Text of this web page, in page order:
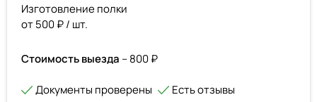
Изготовление полки
от 500 ₽ / шт.
Стоимость выезда – 800 ₽
Документы проверены
Есть отзывы